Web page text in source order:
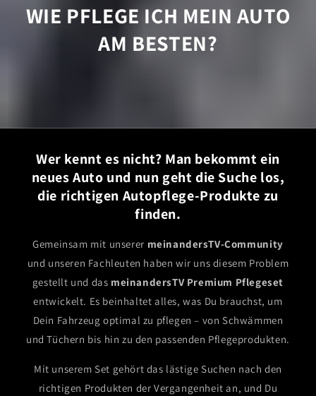
WIE PFLEGE ICH MEIN AUTO
AM BESTEN?
Wer kennt es nicht? Man bekommt ein
neues Auto und nun geht die Suche los,
die richtigen Autopflege-Produkte zu
finden.
Gemeinsam mit unserer meinandersTV-Community
und unseren Fachleuten haben wir uns diesem Problem
gestellt und das meinandersTV Premium Pflegeset
entwickelt. Es beinhaltet alles, was Du brauchst, um
Dein Fahrzeug optimal zu pflegen – von Schwämmen
und Tüchern bis hin zu den passenden Pflegeprodukten.
Mit unserem Set gehört das lästige Suchen nach den
richtigen Produkten der Vergangenheit an, und Du